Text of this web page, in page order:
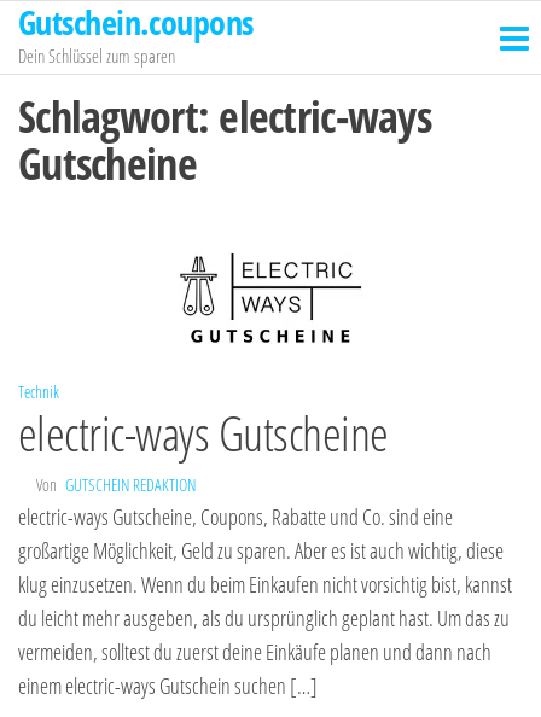
Zum
Inhalt
springen
Gutschein.coupons
Dein Schlüssel zum sparen
Schlagwort: electric-ways
Gutscheine
Technik
electric-ways Gutscheine
Von GUTSCHEIN REDAKTION
electric-ways Gutscheine, Coupons, Rabatte und Co. sind eine
großartige Möglichkeit, Geld zu sparen. Aber es ist auch wichtig, diese
klug einzusetzen. Wenn du beim Einkaufen nicht vorsichtig bist, kannst
du leicht mehr ausgeben, als du ursprünglich geplant hast. Um das zu
vermeiden, solltest du zuerst deine Einkäufe planen und dann nach
einem electric-ways Gutschein suchen […]